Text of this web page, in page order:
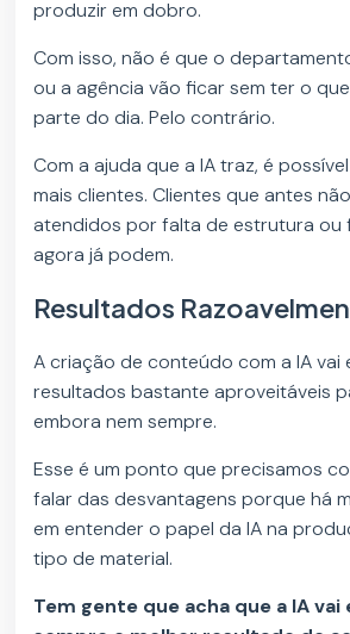
produzir em dobro.
Com isso, não é que o
ou a agência vão ficar sem ter o
parte do dia. Pelo contrário.
Com a ajuda que a IA traz, é
mais clientes. Clientes que antes
atendidos por falta de estrutura ou
agora já podem.
Resultados
A criação de conteúdo com a IA vai
resultados bastante aproveitáveis
embora nem sempre.
Esse é um ponto que precisamos
falar das desvantagens porque há
em entender o papel da IA na
tipo de material.
Tem gente que acha que a IA